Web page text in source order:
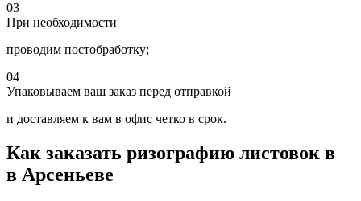
03
При необходимости
проводим постобработку;
04
Упаковываем ваш заказ перед отправкой
и доставляем к вам в офис четко в срок.
Как заказать ризографию листовок в
в Арсеньеве